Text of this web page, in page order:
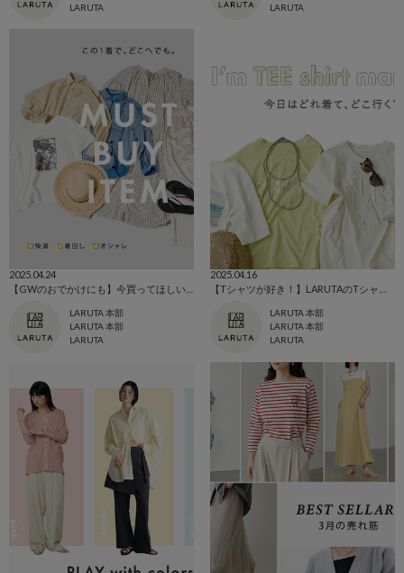
LARUTA
LARUTA
2025.04.24
LARUTA 本部
LARUTA 本部
LARUTA
2025.04.16
LARUTA 本部
LARUTA 本部
LARUTA